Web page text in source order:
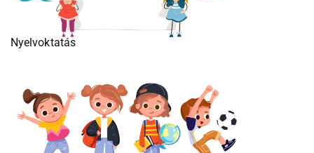
Nyelvoktatás